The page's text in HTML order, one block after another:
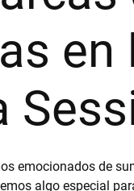
en
emocionados de
algo especial